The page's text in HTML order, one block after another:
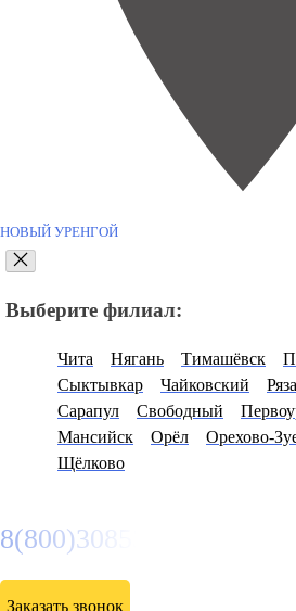
НОВЫЙ УРЕНГОЙ
Выберите филиал:
Чита Нягань Тимашёвск
Сыктывкар
Чайковский
Сарапул
Свободный
Мансийск
Орёл Орехово-
Щёлково
8(800)3085303
Заказать звонок